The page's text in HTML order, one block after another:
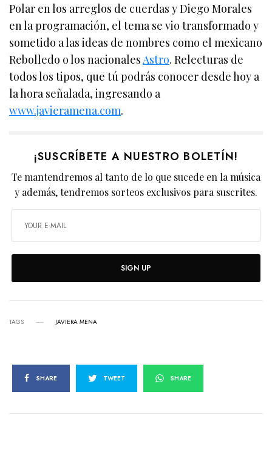
Polar en los arreglos de cuerdas y Diego Morales
en la programación, el tema se vio transformado y
sometido a las ideas de nombres como el mexicano
Rebolledo o los nacionalesAstro. Relecturas de
todos los tipos, que tú podrás conocer desde hoy a
la hora señalada, ingresando a
www.javieramena.com.
¡SUSCRÍBETE A NUESTRO BOLETÍN!
Te mantendremos al tanto de lo que sucede en la música
y además, tendremos sorteos exclusivos para suscrites.
SIGN UP
TAGS JAVIERA MENA
SHARE TWEET SHARE